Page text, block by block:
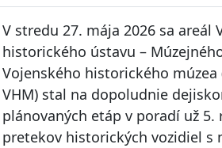
V stredu 27. mája 2026 sa areál
historického ústavu –
Vojenského historického múzea
VHM) stal na dopoludnie
plánovaných etáp v poradí už
pretekov historických vozidiel s